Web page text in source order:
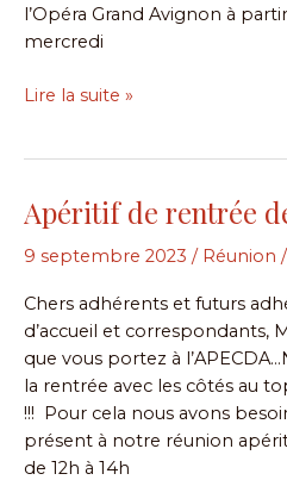
l’Opéra Grand Avignon à
mercredi
Lire la suite »
Apéritif de rentrée
9 septembre 2023 / Réunion /
Chers adhérents et futurs
d’accueil et correspondants,
que vous portez à
la rentrée avec les côtés au
!!! Pour cela nous avons
présent à notre réunion
de 12h à 14h
Apéritif
de
rentrée
l’APECDA